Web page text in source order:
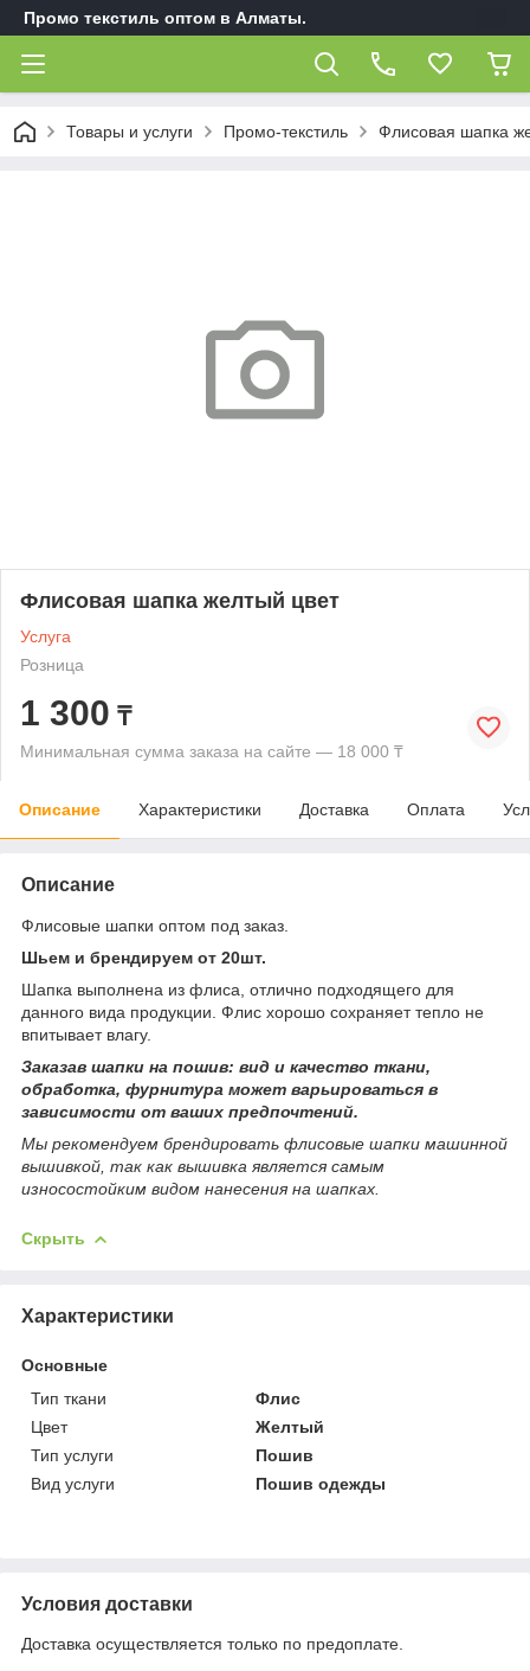
Промо текстиль оптом в Алматы.
Товары и услуги Промо-текстиль Флисовая шапка
Флисовая шапка желтый цвет
Услуга
Розница
1 300 ₸
Минимальная сумма заказа на сайте — 18 000 ₸
Описание Характеристики Доставка Оплата
Описание
Флисовые шапки оптом под заказ.
Шьем и брендируем от 20шт.
Шапка выполнена из флиса, отлично подходящего для
данного вида продукции. Флис хорошо сохраняет тепло не
впитывает влагу.
Заказав шапки на пошив: вид и качество ткани,
обработка, фурнитура может варьироваться в
зависимости от ваших предпочтений.
Мы рекомендуем брендировать флисовые шапки машинной
вышивкой, так как вышивка является самым
износостойким видом нанесения на шапках.
Скрыть
Характеристики
Основные
Тип ткани
Флис
Цвет
Желтый
Тип услуги
Пошив
Вид услуги
Пошив одежды
Условия доставки
Доставка осуществляется только по предоплате.